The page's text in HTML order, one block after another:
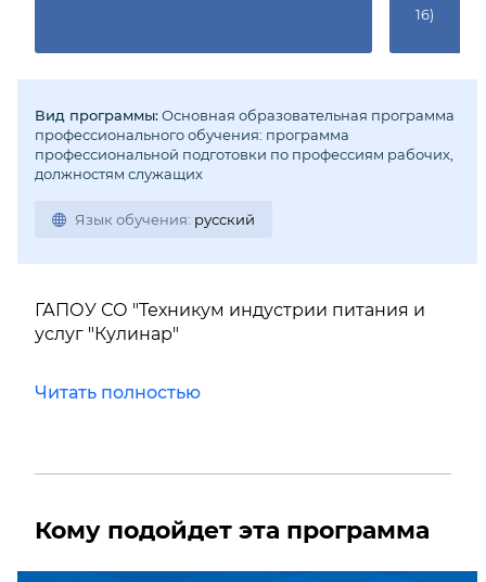
16)
Вид программы:Основная образовательная программа
профессионального обучения: программа
профессиональной подготовки по профессиям рабочих,
должностям служащих
Язык обучения: русский
ГАПОУ СО "Техникум индустрии питания и
услуг "Кулинар"
Читать полностью
Кому подойдет эта программа